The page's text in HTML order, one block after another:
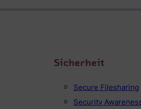
Sicherheit
Secure Filesharing
Security